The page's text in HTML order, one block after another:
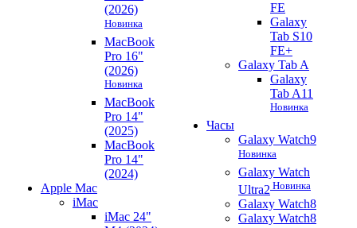
(2026)
Новинка
MacBook
Pro 16"
(2026)
Новинка
MacBook
Pro 14"
(2025)
MacBook
Pro 14"
(2024)
Apple Mac
iMac
iMac 24"
FE
Galaxy
Tab S10
FE+
Galaxy Tab A
Galaxy
Tab A11
Новинка
Часы
Galaxy Watch9
Новинка
Galaxy Watch
Ultra2 Новинка
Galaxy Watch8
Galaxy Watch8